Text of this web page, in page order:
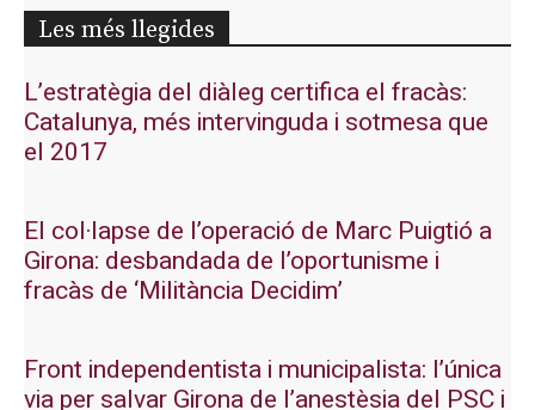
Les més llegides
L’estratègia del diàleg certifica el fracàs:
Catalunya, més intervinguda i sotmesa que
el 2017
El col·lapse de l’operació de Marc Puigtió a
Girona: desbandada de l’oportunisme i
fracàs de ‘Militància Decidim’
Front independentista i municipalista: l’única
via per salvar Girona de l’anestèsia del PSC i